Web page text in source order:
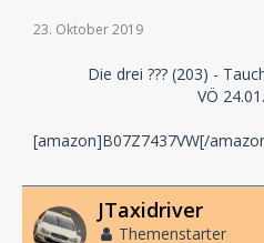
23. Oktober 2019
Die drei ??? (203) -
VÖ
[amazon]B07Z7437VW[/
JTaxidriver
Themenstarter